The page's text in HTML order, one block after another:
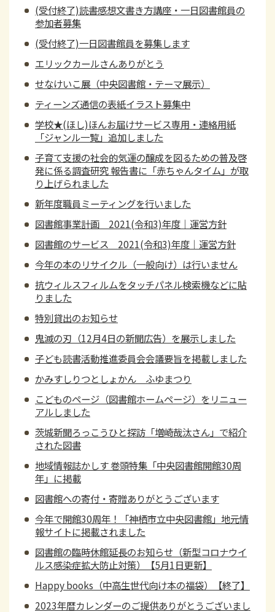
(受付終了)読書感想文書き方講座・一日図書館員の
参加者募集
(受付終了)一日図書館員を募集します
エリックカールさんありがとう
せなけいこ展（中央図書館・テーマ展示）
ティーンズ通信の表紙イラスト募集中
学校★(ほし)ほんお届けサービス専用・連絡用紙
「ジャンル一覧」追加しました
子育て支援の社会的気運の醸成を図るための普及啓
発に係る調査研究 報告書に「赤ちゃんタイム」が取
り上げられました
新年度職員ミーティングを行いました
図書館事業計画 2021(令和3)年度｜運営方針
図書館のサービス 2021(令和3)年度｜運営方針
今年の本のリサイクル（一般向け）は行いません
抗ウィルスフィルムをタッチパネル検索機などに貼
りました
特別貸出のお知らせ
鬼滅の刃（12月4日の新聞広告）を展示しました
子ども読書活動推進委員会会議要旨を掲載しました
かみすしりつとしょかん ふゆまつり
こどものページ（図書館ホームページ）をリニュー
アルしました
茨城新聞ろっこうひと探訪「増崎哉汰さん」で紹介
された図書
地域情報誌かしす 巻頭特集「中央図書館開館30周
年」に掲載
図書館への寄付・寄贈ありがとうございます
今年で開館30周年！「神栖市立中央図書館」地元情
報サイトに掲載されました
図書館の臨時休館延長のお知らせ（新型コロナウイ
ルス感染症拡大防止対策）【5月1日更新】
Happy books（中高生世代向け本の福袋）【終了】
2023年暦カレンダーのご提供ありがとうございまし